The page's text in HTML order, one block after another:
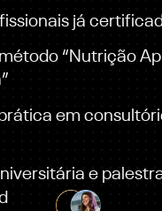
já
“Nutrição
em
e